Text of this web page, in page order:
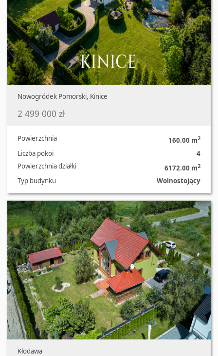
Nowogródek Pomorski, Kinice
2 499 000 zł
Powierzchnia 160.00 m2
Liczba pokoi
4
Powierzchnia działki
6172.00 m2
Typ budynku
Wolnostojący
Kłodawa